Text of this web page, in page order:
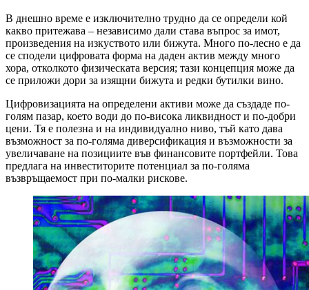
В днешно време е изключително трудно да се определи кой
какво притежава – независимо дали става въпрос за имот,
произведения на изкуството или бижута. Много по-лесно е да
се сподели цифровата форма на даден актив между много
хора, отколкото физическата версия; тази концепция може да
се приложи дори за изящни бижута и редки бутилки вино.
Цифровизацията на определени активи може да създаде по-
голям пазар, което води до по-висока ликвидност и по-добри
цени. Тя е полезна и на индивидуално ниво, тъй като дава
възможност за по-голяма диверсификация и възможности за
увеличаване на позициите във финансовите портфейли. Това
предлага на инвеститорите потенциал за по-голяма
възвръщаемост при по-малки рискове.